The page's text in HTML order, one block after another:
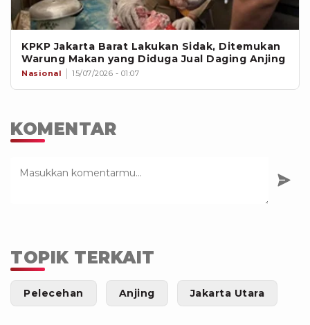
KPKP Jakarta Barat Lakukan Sidak, Ditemukan
Warung Makan yang Diduga Jual Daging Anjing
Nasional 15/07/2026 - 01:07
KOMENTAR
TOPIK TERKAIT
Pelecehan Anjing Jakarta Utara